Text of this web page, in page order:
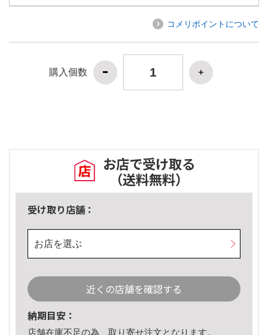
コメリポイントについて
購入個数
お店で受け取る
（送料無料）
受け取り店舗：
お店を選ぶ
近くの店舗を確認する
納期目安：
店舗在庫不足の為、取り寄せ注文となります。